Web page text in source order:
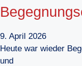
9. April 2026
Heute war wieder
und